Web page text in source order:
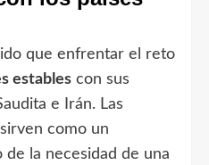
que enfrentar el reto
estables con sus
e Irán. Las
como un
la necesidad de una